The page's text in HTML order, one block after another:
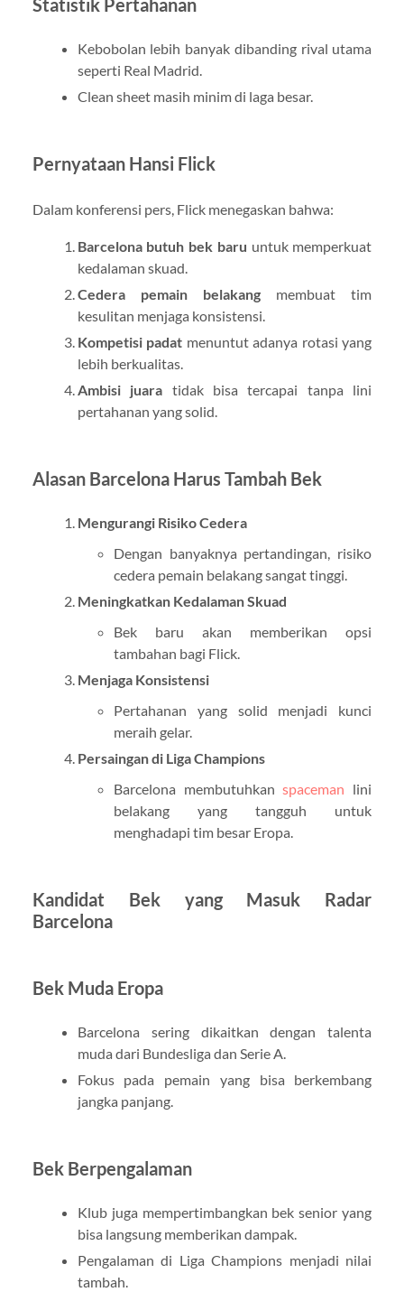
Statistik Pertahanan
Kebobolan lebih banyak dibanding rival utama
seperti Real Madrid.
Clean sheet masih minim di laga besar.
Pernyataan Hansi Flick
Dalam konferensi pers, Flick menegaskan bahwa:
Barcelona butuh bek baru untuk memperkuat
kedalaman skuad.
Cedera pemain belakang membuat tim
kesulitan menjaga konsistensi.
Kompetisi padat menuntut adanya rotasi yang
lebih berkualitas.
Ambisi juara tidak bisa tercapai tanpa lini
pertahanan yang solid.
Alasan Barcelona Harus Tambah Bek
Mengurangi Risiko Cedera
Dengan banyaknya pertandingan, risiko
cedera pemain belakang sangat tinggi.
Meningkatkan Kedalaman Skuad
Bek baru akan memberikan opsi
tambahan bagi Flick.
Menjaga Konsistensi
Pertahanan yang solid menjadi kunci
meraih gelar.
Persaingan di Liga Champions
Barcelona membutuhkanspaceman lini
belakang yang tangguh untuk
menghadapi tim besar Eropa.
Kandidat Bek yang Masuk Radar
Barcelona
Bek Muda Eropa
Barcelona sering dikaitkan dengan talenta
muda dari Bundesliga dan Serie A.
Fokus pada pemain yang bisa berkembang
jangka panjang.
Bek Berpengalaman
Klub juga mempertimbangkan bek senior yang
bisa langsung memberikan dampak.
Pengalaman di Liga Champions menjadi nilai
tambah.